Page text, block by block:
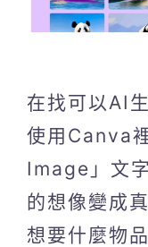
在找可以AI
使用Canva
Image」文
的想像變成
想要什麼物